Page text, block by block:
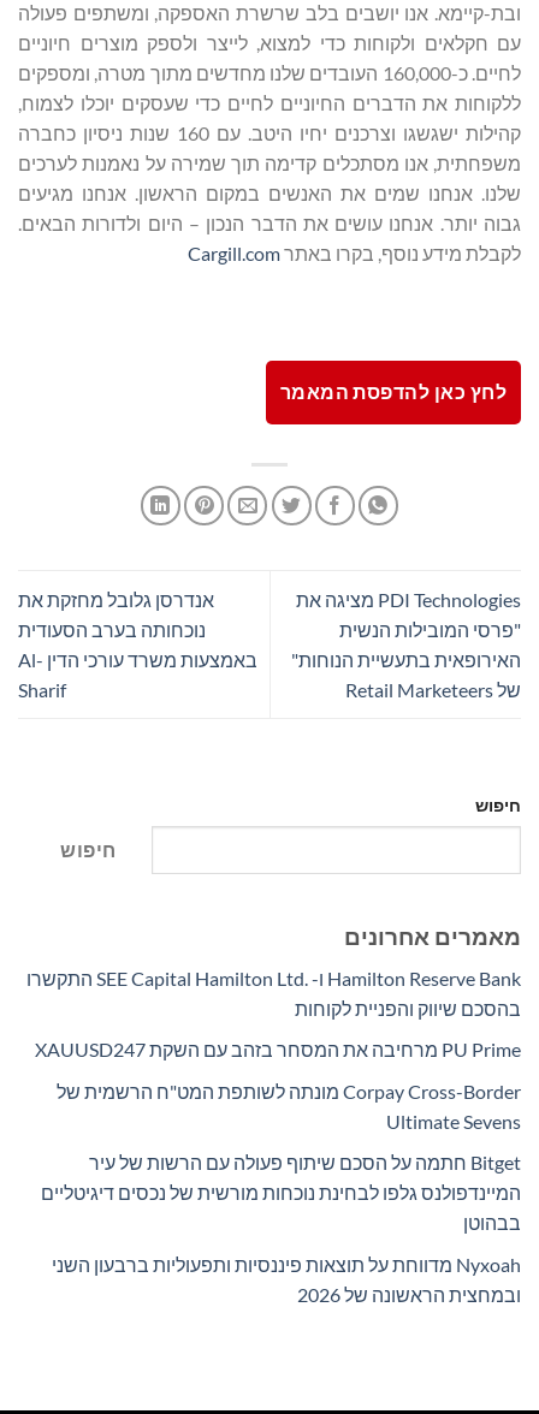
ובת-קיימא. אנו יושבים בלב שרשרת האספקה, ומשתפים פעולה
עם חקלאים ולקוחות כדי למצוא, לייצר ולספק מוצרים חיוניים
לחיים. כ-160,000 העובדים שלנו מחדשים מתוך מטרה, ומספקים
ללקוחות את הדברים החיוניים לחיים כדי שעסקים יוכלו לצמוח,
קהילות ישגשגו וצרכנים יחיו היטב. עם 160 שנות ניסיון כחברה
משפחתית, אנו מסתכלים קדימה תוך שמירה על נאמנות לערכים
שלנו. אנחנו שמים את האנשים במקום הראשון. אנחנו מגיעים
גבוה יותר. אנחנו עושים את הדבר הנכון – היום ולדורות הבאים.
לקבלת מידע נוסף, בקרו באתרCargill.com
לחץ כאן להדפסת המאמר
PDI Technologies מציגה את
"פרסי המובילות הנשית
האירופאית בתעשיית הנוחות"
של Retail Marketeers
אנדרסן גלובל מחזקת את
נוכחותה בערב הסעודית
באמצעות משרד עורכי הדין Al-
Sharif
חיפוש
חיפוש
מאמרים אחרונים
Hamilton Reserve Bank ו- SEE Capital Hamilton Ltd.‎ התקשרו
בהסכם שיווק והפניית לקוחות
PU Prime מרחיבה את המסחר בזהב עם השקת XAUUSD247
Corpay Cross-Border מונתה לשותפת המט"ח הרשמית של
Ultimate Sevens
Bitget חתמה על הסכם שיתוף פעולה עם הרשות של עיר
המיינדפולנס גלפו לבחינת נוכחות מורשית של נכסים דיגיטליים
בבהוטן
Nyxoah מדווחת על תוצאות פיננסיות ותפעוליות ברבעון השני
ובמחצית הראשונה של 2026